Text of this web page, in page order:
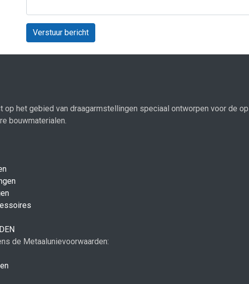
Verstuur bericht
het gebied van draagarmstellingen speciaal ontworpen voor de
bouwmaterialen.
de Metaalunievoorwaarden: